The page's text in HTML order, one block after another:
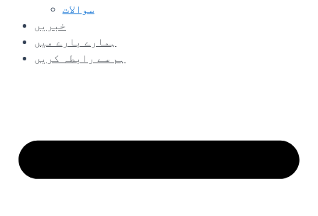
سوالات
خبریں
ہمارے بارے میں
ہم سے رابطہ کریں